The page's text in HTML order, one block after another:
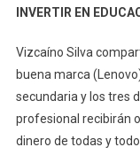
INVERTIR EN
Vizcaíno Silva
buena marca
secundaria y los tres
profesional recibirán
dinero de todas y